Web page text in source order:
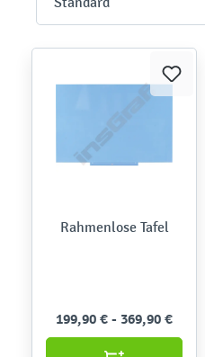
Rahmenlose Tafel
199,90 € - 369,90 €